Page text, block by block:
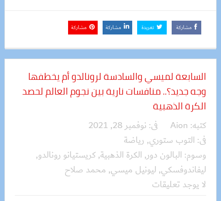
مشاركة تغريدة مشاركة مشاركة
السابعة لميسي والسادسة لرونالدو أم يخطفها
وجه جديد؟.. منافسات نارية بين نجوم العالم لحصد
الكرة الذهبية
كتبه: Aion فى: نوفمبر 28, 2021
فى: التوب ستوري, رياضة
وسوم: البالون دور, الكرة الذهبية,كريستيانو رونالدو,
ليفاندوفسكي, ليونيل ميسي, محمد صلاح
لا يوجد تعليقات